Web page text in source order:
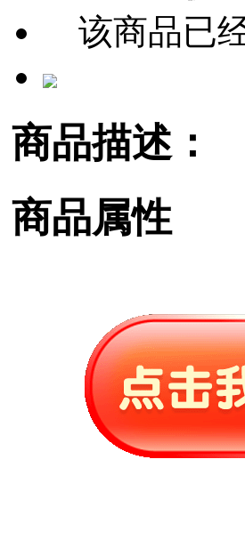
该商品已
商品描述：
商品属性